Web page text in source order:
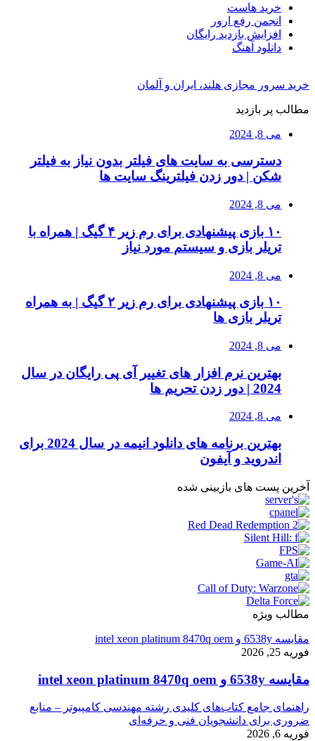
خرید هاست
انجمن رفع ارور
افزایش بازدید رایگان
دانلود آهنگ
خرید سرور مجازی هلند، ایران و آلمان
مطالب پر بازدید
می 8, 2024
دسترسی به سایت های فیلتر بدون نیاز به فیلتر
شکن | دور زدن فیلترینگ سایت ها
می 8, 2024
۱۰ بازی پیشنهادی برای رم زیر ۴ گیگ | همراه با
تریلر بازی و سیستم مورد نیاز
می 8, 2024
۱۰ بازی پیشنهادی برای رم زیر ۲ گیگ | به همراه
تریلر بازی ها
می 8, 2024
بهترین نرم افزار های تغییر آی پی رایگان در سال
2024 | دور زدن تحریم ها
می 8, 2024
بهترین برنامه های دانلود انیمه در سال 2024 برای
اندروید و آیفون
آخرین پست های بازبینی شده
مطالب ویژه
مقایسه 6538y و intel xeon platinum 8470q oem
فوریه 25, 2026
مقایسه 6538y و intel xeon platinum 8470q oem
راهنمای جامع کتاب‌های کلیدی رشته مهندسی کامپیوتر – منابع
ضروری برای دانشجویان فنی و حرفه‌ای
فوریه 6, 2026